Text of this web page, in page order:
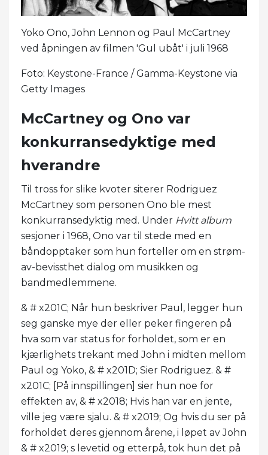
Yoko Ono, John Lennon og Paul McCartney
ved åpningen av filmen 'Gul ubåt' i juli 1968
Foto: Keystone-France / Gamma-Keystone via
Getty Images
McCartney og Ono var
konkurransedyktige med
hverandre
Til tross for slike kvoter siterer Rodriguez
McCartney som personen Ono ble mest
konkurransedyktig med. Under Hvitt album
sesjoner i 1968, Ono var til stede med en
båndopptaker som hun forteller om en strøm-
av-bevissthet dialog om musikken og
bandmedlemmene.
& # x201C; Når hun beskriver Paul, legger hun
seg ganske mye der eller peker fingeren på
hva som var status for forholdet, som er en
kjærlighets trekant med John i midten mellom
Paul og Yoko, & # x201D; Sier Rodriguez. & #
x201C; [På innspillingen] sier hun noe for
effekten av, & # x2018; Hvis han var en jente,
ville jeg være sjalu. & # x2019; Og hvis du ser på
forholdet deres gjennom årene, i løpet av John
& # x2019; s levetid og etterpå, tok hun det på